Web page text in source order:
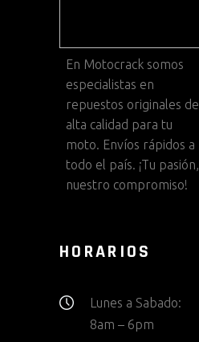
En Motocrack somos
especialistas en
repuestos originales de
alta calidad para tu
moto. Envíos rápidos a
todo el país. ¡Tu pasión,
nuestro compromiso!
HORARIOS
Lunes a Sabado:
8am – 6pm